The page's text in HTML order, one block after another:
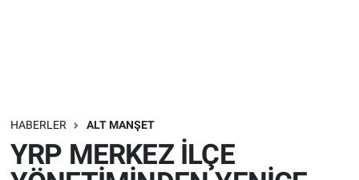
HABERLER ALT MANŞET
YRP MERKEZ İLÇE